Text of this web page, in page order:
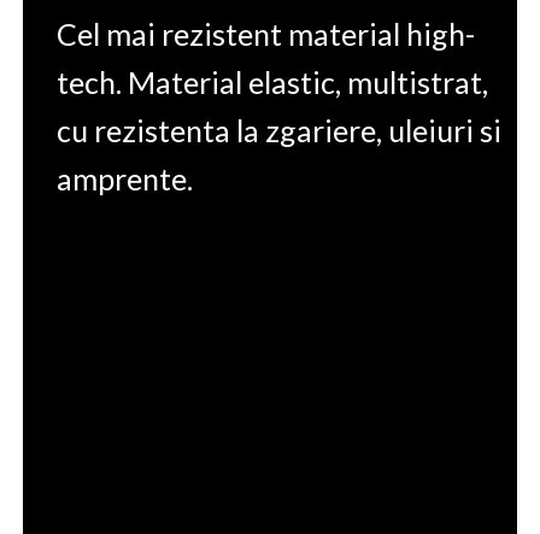
Cel mai rezistent material high-
tech. Material elastic, multistrat,
cu rezistenta la zgariere, uleiuri si
amprente.